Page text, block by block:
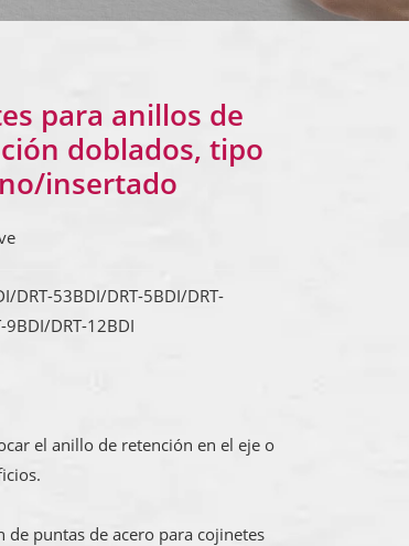
para anillos de
doblados, tipo
insertado
DRT-53BDI/DRT-5BDI/DRT-
9BDI/DRT-12BDI
el anillo de retención en el eje o
de puntas de acero para cojinetes